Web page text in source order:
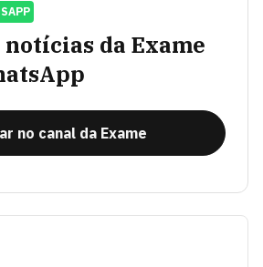
notícias da Exame
no canal da Exame